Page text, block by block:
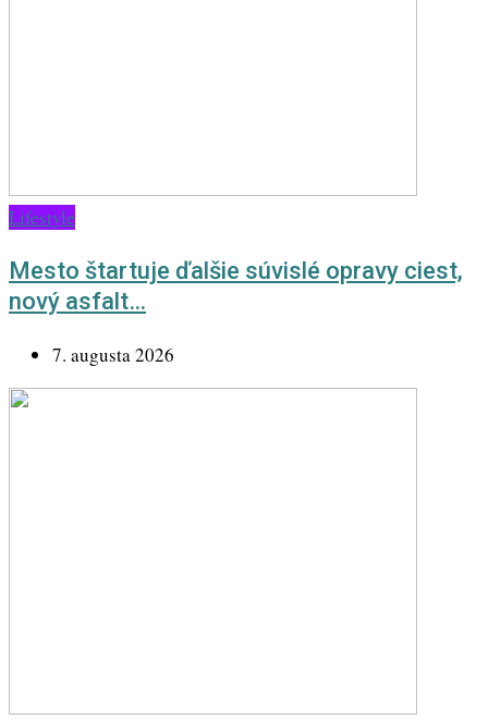
Lifestyle
Mesto štartuje ďalšie súvislé opravy ciest,
nový asfalt…
7. augusta 2026